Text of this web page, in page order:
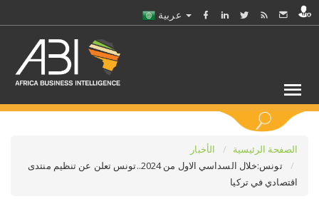
الصفحة الرئيسية
الأخبار
تونس:خلال السداسي الاول من 2024..تونس تعلن عن تنظيم منتدى
اقتصادي في تركيا